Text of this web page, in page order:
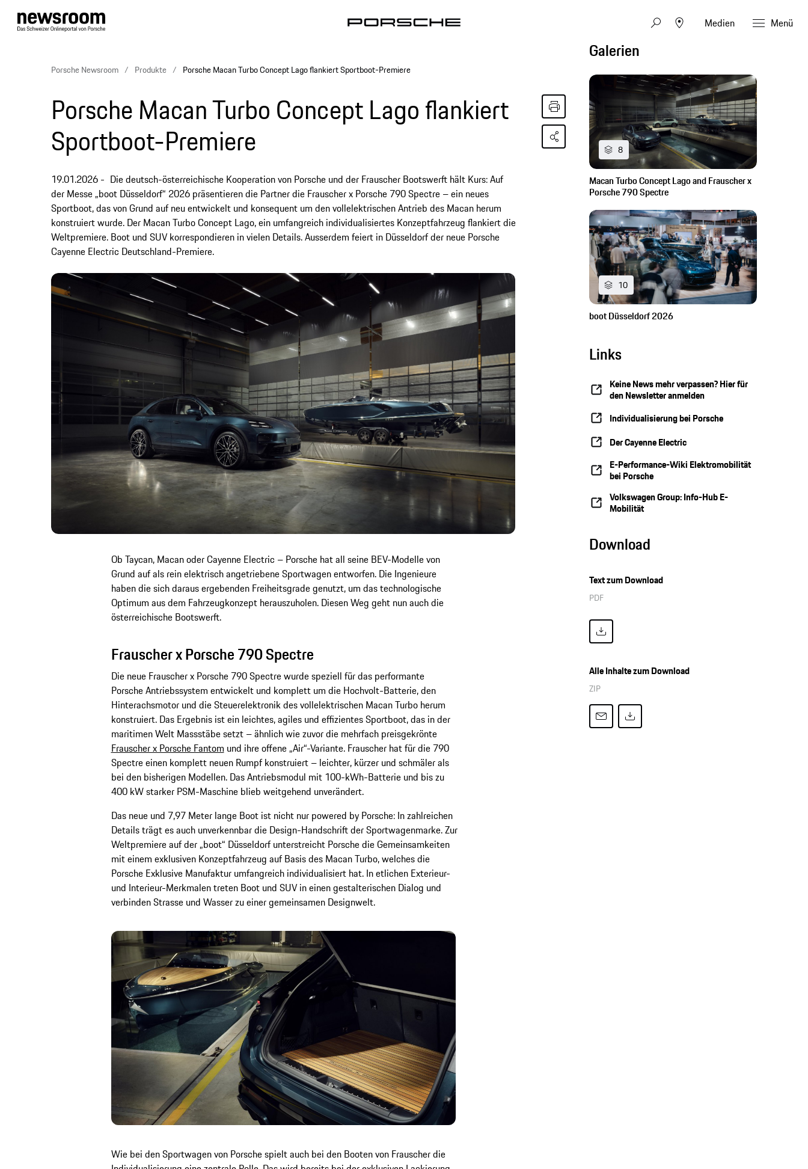
Medien Menü
Porsche Newsroom Produkte Porsche Macan Turbo Concept Lago flankiert Sportboot-Premiere
Porsche Macan Turbo Concept Lago flankiert
Sportboot-Premiere
19.01.2026
Die deutsch-österreichische Kooperation von Porsche und der Frauscher Bootswerft hält Kurs: Auf
der Messe „boot Düsseldorf“ 2026 präsentieren die Partner die Frauscher x Porsche 790 Spectre – ein neues
Sportboot, das von Grund auf neu entwickelt und konsequent um den vollelektrischen Antrieb des Macan herum
konstruiert wurde. Der Macan Turbo Concept Lago, ein umfangreich individualisiertes Konzeptfahrzeug flankiert die
Weltpremiere. Boot und SUV korrespondieren in vielen Details. Ausserdem feiert in Düsseldorf der neue Porsche
Cayenne Electric Deutschland-Premiere.
Ob Taycan, Macan oder Cayenne Electric – Porsche hat all seine BEV-Modelle von
Grund auf als rein elektrisch angetriebene Sportwagen entworfen. Die Ingenieure
haben die sich daraus ergebenden Freiheitsgrade genutzt, um das technologische
Optimum aus dem Fahrzeugkonzept herauszuholen. Diesen Weg geht nun auch die
österreichische Bootswerft.
Frauscher x Porsche 790 Spectre
Die neue Frauscher x Porsche 790 Spectre wurde speziell für das performante
Porsche Antriebssystem entwickelt und komplett um die Hochvolt-Batterie, den
Hinterachsmotor und die Steuerelektronik des vollelektrischen Macan Turbo herum
konstruiert. Das Ergebnis ist ein leichtes, agiles und effizientes Sportboot, das in der
maritimen Welt Massstäbe setzt – ähnlich wie zuvor die mehrfach preisgekrönte
Frauscher x Porsche Fantom und ihre offene „Air“-Variante. Frauscher hat für die 790
Spectre einen komplett neuen Rumpf konstruiert – leichter, kürzer und schmäler als
bei den bisherigen Modellen. Das Antriebsmodul mit 100-kWh-Batterie und bis zu
400 kW starker PSM-Maschine blieb weitgehend unverändert.
Das neue und 7,97 Meter lange Boot ist nicht nur powered by Porsche: In zahlreichen
Details trägt es auch unverkennbar die Design-Handschrift der Sportwagenmarke. Zur
Weltpremiere auf der „boot“ Düsseldorf unterstreicht Porsche die Gemeinsamkeiten
mit einem exklusiven Konzeptfahrzeug auf Basis des Macan Turbo, welches die
Porsche Exklusive Manufaktur umfangreich individualisiert hat. In etlichen Exterieur-
und Interieur-Merkmalen treten Boot und SUV in einen gestalterischen Dialog und
verbinden Strasse und Wasser zu einer gemeinsamen Designwelt.
Wie bei den Sportwagen von Porsche spielt auch bei den Booten von Frauscher die
Galerien
8
Macan Turbo Concept Lago and Frauscher x
Porsche 790 Spectre
10
boot Düsseldorf 2026
Links
Keine News mehr verpassen? Hier für
den Newsletter anmelden
Individualisierung bei Porsche
Der Cayenne Electric
E-Performance-Wiki Elektromobilität
bei Porsche
Volkswagen Group: Info-Hub E-
Mobilität
Download
Text zum Download
PDF
Alle Inhalte zum Download
ZIP